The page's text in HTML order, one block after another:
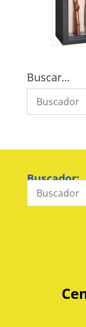
Buscar…
Buscador: